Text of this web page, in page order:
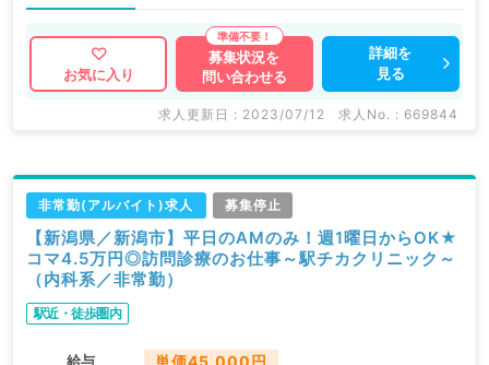
お気に入り
募集状況を
問い合わせる
詳細を
見る
求人更新日 : 2023/07/12 求人No. : 669844
非常勤(アルバイト)求人 募集停止
【新潟県／新潟市】平日のAMのみ！週1曜日からOK★
コマ4.5万円◎訪問診療のお仕事～駅チカクリニック～
（内科系／非常勤）
駅近・徒歩圏内
給与 単価45,000円